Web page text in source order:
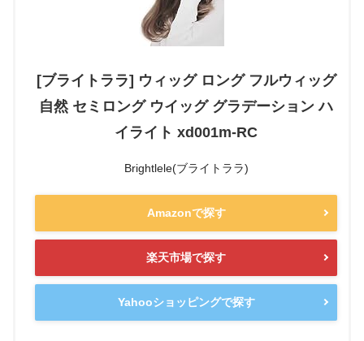
[ブライトララ] ウィッグ ロング フルウィッグ
自然 セミロング ウイッグ グラデーション ハ
イライト xd001m-RC
Brightlele(ブライトララ)
Amazonで探す
楽天市場で探す
Yahooショッピングで探す